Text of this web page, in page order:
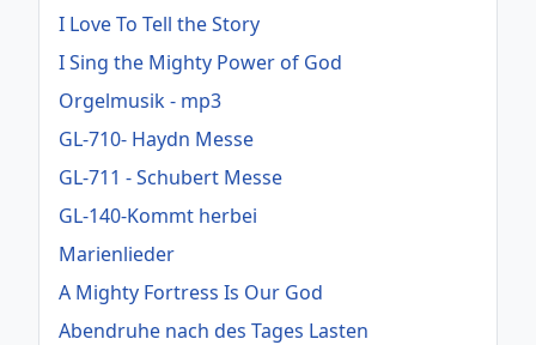
I Love To Tell the Story
I Sing the Mighty Power of God
Orgelmusik - mp3
GL-710- Haydn Messe
GL-711 - Schubert Messe
GL-140-Kommt herbei
Marienlieder
A Mighty Fortress Is Our God
Abendruhe nach des Tages Lasten